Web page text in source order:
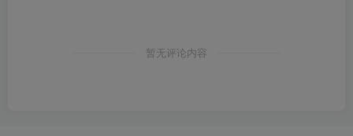
暂无评论内容